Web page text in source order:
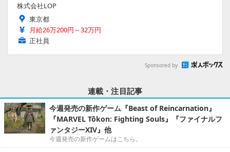
株式会社LOP
東京都
月給26万200円～32万円
正社員
Sponsored by
連載・注目記事
今週発売の新作ゲーム『Beast of Reincarnation』
『MARVEL Tōkon: Fighting Souls』『ファイナルフ
ァンタジーXIV』他
今週発売の新作ゲームはこちら。